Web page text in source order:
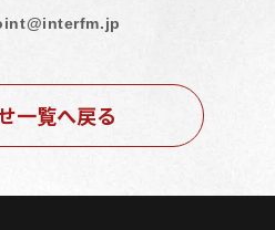
一覧へ戻る